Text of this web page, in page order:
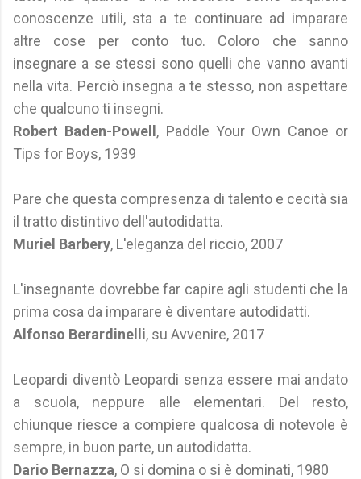
conoscenze utili, sta a te continuare ad imparare
altre cose per conto tuo. Coloro che sanno
insegnare a se stessi sono quelli che vanno avanti
nella vita. Perciò insegna a te stesso, non aspettare
che qualcuno ti insegni.
Robert Baden-Powell , Paddle Your Own Canoe or
Tips for Boys, 1939
Pare che questa compresenza di talento e cecità sia
il tratto distintivo dell'autodidatta.
Muriel Barbery, L'eleganza del riccio, 2007
L'insegnante dovrebbe far capire agli studenti che la
prima cosa da imparare è diventare autodidatti.
Alfonso Berardinelli, su Avvenire, 2017
Leopardi diventò Leopardi senza essere mai andato
a scuola, neppure alle elementari. Del resto,
chiunque riesce a compiere qualcosa di notevole è
sempre, in buon parte, un autodidatta.
Dario Bernazza, O si domina o si è dominati, 1980